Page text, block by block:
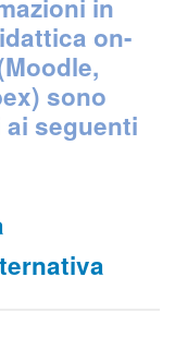
in
on-
sono
seguenti